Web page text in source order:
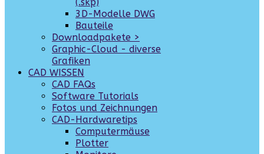
3D-Modelle DWG
Bauteile
Downloadpakete >
Graphic-Cloud - diverse
Grafiken
CAD WISSEN
CAD FAQs
Software Tutorials
Fotos und Zeichnungen
CAD-Hardwaretips
Computermäuse
Plotter